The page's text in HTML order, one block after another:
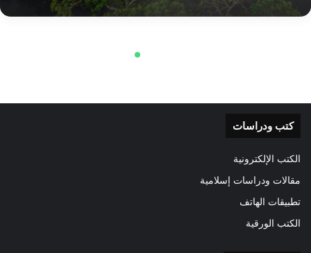
كتب ودراسات
الكتب الإلكترونية
مقالات ودراسات إسلامية
تطبيقات الهاتف
الكتب الورقية